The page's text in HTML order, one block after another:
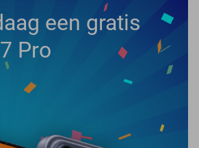
een gratis
Pro